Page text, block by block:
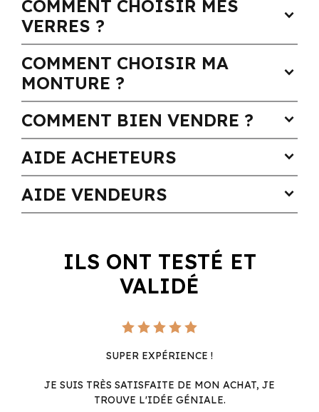
COMMENT CHOISIR MES
VERRES ?
expand_more
COMMENT CHOISIR MA
MONTURE ?
expand_more
COMMENT BIEN VENDRE ? expand_more
AIDE ACHETEURS expand_more
AIDE VENDEURS expand_more
ILS ONT TESTÉ ET
VALIDÉ
SUPER EXPÉRIENCE !
JE SUIS TRÈS SATISFAITE DE MON ACHAT, JE
TROUVE L'IDÉE GÉNIALE.